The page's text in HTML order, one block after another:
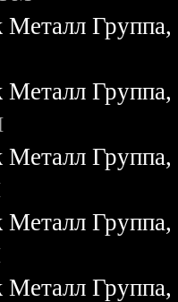
Металл
Металл
Металл
Металл
Металл